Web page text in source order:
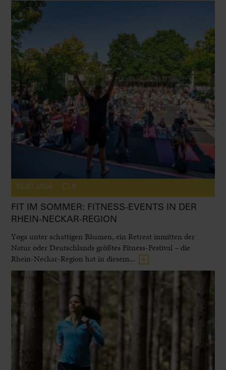
01.07.2026 0
FIT IM SOMMER: FITNESS-EVENTS IN DER
RHEIN-NECKAR-REGION
Yoga unter schattigen Bäumen, ein Retreat inmitten der
Natur oder Deutschlands größtes Fitness-Festival – die
Rhein-Neckar-Region hat in diesem...